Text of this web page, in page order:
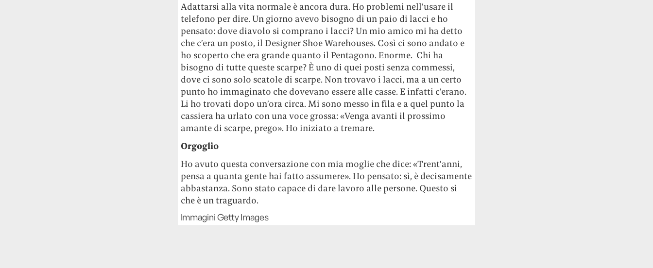
Adattarsi alla vita normale è ancora dura. Ho problemi nell’usare il
telefono per dire. Un giorno avevo bisogno di un paio di lacci e ho
pensato: dove diavolo si comprano i lacci? Un mio amico mi ha detto
che c’era un posto, il Designer Shoe Warehouses. Così ci sono andato e
ho scoperto che era grande quanto il Pentagono. Enorme. Chi ha
bisogno di tutte queste scarpe? È uno di quei posti senza commessi,
dove ci sono solo scatole di scarpe. Non trovavo i lacci, ma a un certo
punto ho immaginato che dovevano essere alle casse. E infatti c’erano.
Li ho trovati dopo un’ora circa. Mi sono messo in fila e a quel punto la
cassiera ha urlato con una voce grossa: «Venga avanti il prossimo
amante di scarpe, prego». Ho iniziato a tremare.
Orgoglio
Ho avuto questa conversazione con mia moglie che dice: «Trent’anni,
pensa a quanta gente hai fatto assumere». Ho pensato: sì, è decisamente
abbastanza. Sono stato capace di dare lavoro alle persone. Questo sì
che è un traguardo.
Immagini Getty Images